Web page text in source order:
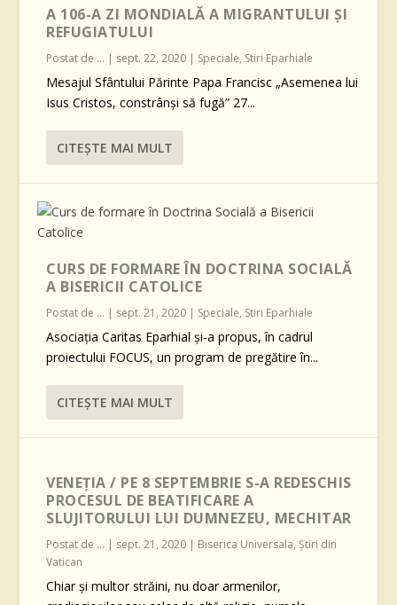
A 106-A ZI MONDIALĂ A MIGRANTULUI ȘI
REFUGIATULUI
Postat de ... | sept. 22, 2020 | Speciale, Stiri Eparhiale
Mesajul Sfântului Părinte Papa Francisc „Asemenea lui
Isus Cristos, constrânși să fugă” 27...
CITEŞTE MAI MULT
CURS DE FORMARE ÎN DOCTRINA SOCIALĂ
A BISERICII CATOLICE
Postat de ... | sept. 21, 2020 | Speciale, Stiri Eparhiale
Asociația Caritas Eparhial și-a propus, în cadrul
proiectului FOCUS, un program de pregătire în...
CITEŞTE MAI MULT
VENEȚIA / PE 8 SEPTEMBRIE S-A REDESCHIS
PROCESUL DE BEATIFICARE A
SLUJITORULUI LUI DUMNEZEU, MECHITAR
Postat de ... | sept. 21, 2020 | Biserica Universala,Știri din
Vatican
Chiar și multor străini, nu doar armenilor,